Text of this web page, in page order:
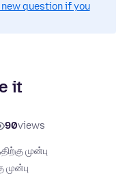
new question if you
it
90views
முன்பு
முன்பு